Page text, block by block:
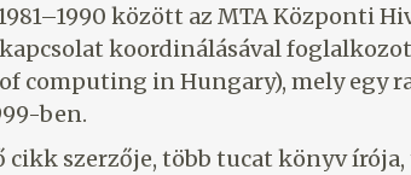
között az MTA Központi
koordinálásával
computing in Hungary), mely egy
ben.
szerzője, több tucat könyv írója,